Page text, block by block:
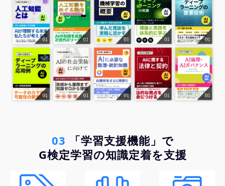
03
「学習支援機能」で
G検定学習の知識定着を支援